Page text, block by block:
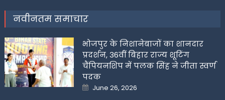
नवीनतम समाचार
भोजपुर के निशानेबाजों का शानदार
प्रदर्शन, 36वीं बिहार राज्य शूटिंग
चैंपियनशिप में पलक सिंह ने जीता स्वर्ण
पदक
Posted
on
June 26, 2026